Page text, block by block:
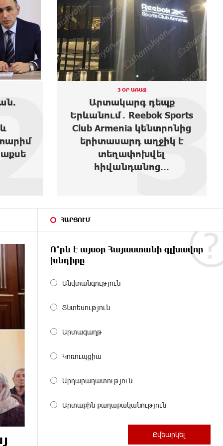
է
3 ՕՐ ԱՌԱՋ
Moody’s-ը բարձրացրել է
Ակբա բանկի վարկանիշի
հեռանկարը4
ՀԱՐՑՈՒՄ
Ո՞րն է այսօր Հայաստանի գլխավոր
խնդիրը
Անվտանգություն
Տնտեսություն
Արտագաղթ
Կոռուպցիա
Արդարադատություն
Արտաքին քաղաքականություն